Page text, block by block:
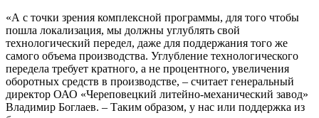
«А с точки зрения комплексной программы, для того чтобы
пошла локализация, мы должны углублять свой
технологический передел, даже для поддержания того же
самого объема производства. Углубление технологического
передела требует кратного, а не процентного, увеличения
оборотных средств в производстве, – считает генеральный
директор ОАО «Череповецкий литейно-механический завод»
Владимир Боглаев. – Таким образом, у нас или поддержка из